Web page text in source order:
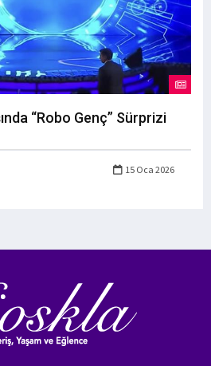
“Robo Genç” Sürprizi
15 Oca 2026